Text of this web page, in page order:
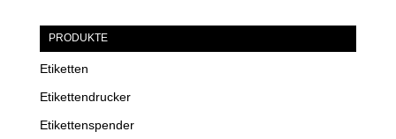
PRODUKTE
Etiketten
Etikettendrucker
Etikettenspender